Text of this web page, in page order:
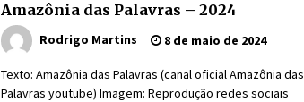
Amazônia das Palavras – 2024
Rodrigo Martins 8 de maio de 2024
Texto: Amazônia das Palavras (canal oficial Amazônia das
Palavras youtube) Imagem: Reprodução redes sociais